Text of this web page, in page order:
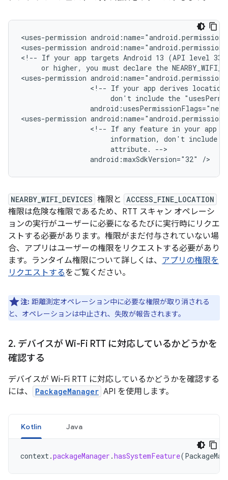
<uses-permission
<uses-permission
<!-- If your app targets Android 13 (API
or higher, you must declare the
<uses-permission
<!-- If your app derives location
don't include the
<uses-permission
<!-- If any feature in your app
information,
don't include
attribute.
android:maxSdkVersion="32"
NEARBY_WIFI_DEVICES 権限と ACCESS_FINE_LOCATION
権限は危険な権限であるため、RTT スキャン オペレーシ
ョンの実行がユーザーに必要になるたびに実行時にリクエ
ストする必要があります。権限がまだ付与されていない場
合、アプリはユーザーの権限をリクエストする必要があり
ます。ランタイム権限について詳しくは、 アプリの権限を
リクエストするをご覧ください。
注: 距離測定オペレーション中に必要な権限が取り消される
と、オペレーションは中止され、失敗が報告されます。
2. デバイスが Wi-Fi RTT に対応しているかどうかを
確認する
デバイスが Wi-Fi RTT に対応しているかどうかを確認する
には、
PackageManager API を使用します。
Kotlin Java
context.packageManager .hasSystemFeature(